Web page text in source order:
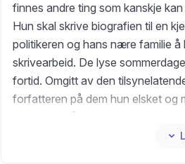
finnes andre ting som kanskje
Hun skal skrive biografien til en
politikeren og hans nære familie å
skrivearbeid. De lyse
fortid. Omgitt av den
forfatteren på dem hun elsket og
man ikke lenger har noe å tape?